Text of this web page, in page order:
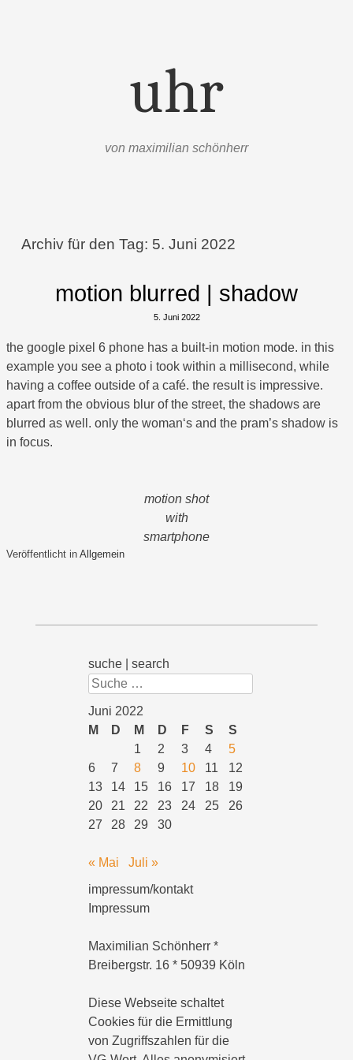
uhr
von maximilian schönherr
Archiv für den Tag: 5. Juni 2022
motion blurred | shadow
5. Juni 2022
the google pixel 6 phone has a built-in motion mode. in this
example you see a photo i took within a millisecond, while
having a coffee outside of a café. the result is impressive.
apart from the obvious blur of the street, the shadows are
blurred as well. only the woman‘s and the pram’s shadow is
in focus.
motion shot
with
smartphone
Veröffentlicht in Allgemein
suche | search
Suchen
Juni 2022
M
D M D F S
S
1
2 3 4
5
6
7 8 9 10 11
12
13
14 15 16 17 18
19
20
21 22 23 24 25
26
27
28 29 30
« Mai
Juli »
impressum/kontakt
Impressum
Maximilian Schönherr *
Breibergstr. 16 * 50939 Köln
Diese Webseite schaltet
Cookies für die Ermittlung
von Zugriffszahlen für die